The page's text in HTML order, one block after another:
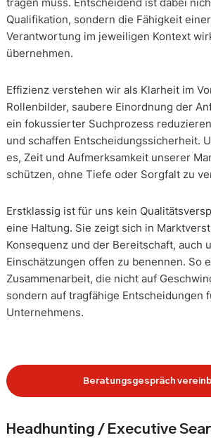
Qualifikation, sondern die Fähigkeit
Verantwortung im jeweiligen Kontext
übernehmen.
Effizienz verstehen wir als Klarheit im
Rollenbilder, saubere Einordnung der
ein fokussierter Suchprozess
und schaffen Entscheidungssicherheit.
es, Zeit und Aufmerksamkeit unserer
schützen, ohne Tiefe oder Sorgfalt zu
Erstklassig ist für uns kein
eine Haltung. Sie zeigt sich in
Konsequenz und der Bereitschaft, auch
Einschätzungen offen zu benennen. So
Zusammenarbeit, die nicht auf
sondern auf tragfähige Entscheidungen
Unternehmens.
Beratungsgespräch
Headhunting / Executive